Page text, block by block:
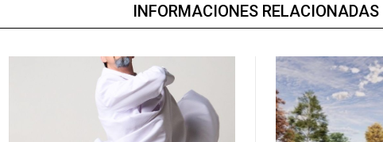
INFORMACIONES RELACIONADAS